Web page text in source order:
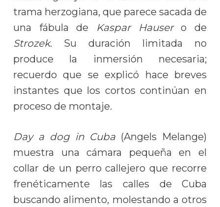
trama herzogiana, que parece sacada de
una fábula de Kaspar Hausero de
Strozek. Su duración limitada no
produce la inmersión necesaria;
recuerdo que se explicó hace breves
instantes que los cortos continúan en
proceso de montaje.
Day a dog in Cuba (Angels Melange)
muestra una cámara pequeña en el
collar de un perro callejero que recorre
frenéticamente las calles de Cuba
buscando alimento, molestando a otros